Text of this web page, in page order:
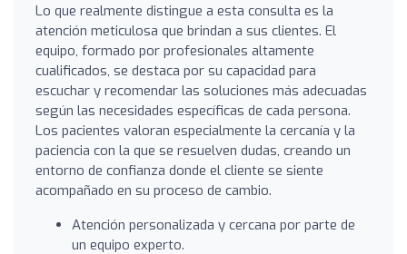
Lo que realmente distingue a esta consulta es la
atención meticulosa que brindan a sus clientes. El
equipo, formado por profesionales altamente
cualificados, se destaca por su capacidad para
escuchar y recomendar las soluciones más adecuadas
según las necesidades específicas de cada persona.
Los pacientes valoran especialmente la cercanía y la
paciencia con la que se resuelven dudas, creando un
entorno de confianza donde el cliente se siente
acompañado en su proceso de cambio.
Atención personalizada y cercana por parte de
un equipo experto.